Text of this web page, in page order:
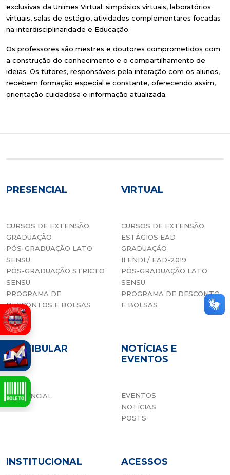
exclusivas da Unimes Virtual: simpósios virtuais, laboratórios
virtuais, salas de estágio, atividades complementares focadas
na interdisciplinaridade e Educação.
Os professores são mestres e doutores comprometidos com
a construção do conhecimento e o compartilhamento de
ideias. Os tutores, responsáveis pela interação com os alunos,
recebem formação especial e constante, oferecendo assim,
orientação cuidadosa e informação atualizada.
PRESENCIAL
CURSOS DE EXTENSÃO
GRADUAÇÃO
PÓS-GRADUAÇÃO LATO
SENSU
PÓS-GRADUAÇÃO STRICTO
SENSU
PROGRAMA DE
DESCONTOS E BOLSAS
VIRTUAL
CURSOS DE EXTENSÃO
ESTÁGIOS EAD
GRADUAÇÃO
II ENDL/ EAD-2019
PÓS-GRADUAÇÃO LATO
SENSU
PROGRAMA DE DESCONTO
E BOLSAS
VESTIBULAR
EAD
PRESENCIAL
NOTÍCIAS E
EVENTOS
EVENTOS
NOTÍCIAS
POSTS
INSTITUCIONAL ACESSOS